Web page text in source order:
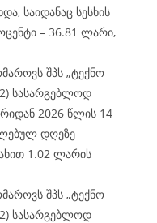
საიდანაც სესხის
– 36.81 ლარი,
შპს „ტექნო
სასარგებლოდ
2026 წლის 14
დღეზე
1.02 ლარის
შპს „ტექნო
სასარგებლოდ